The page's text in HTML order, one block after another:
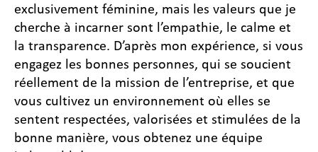
exclusivement féminine, mais les valeurs que je
cherche à incarner sont l’empathie, le calme et
la transparence. D’après mon expérience, si vous
engagez les bonnes personnes, qui se soucient
réellement de la mission de l’entreprise, et que
vous cultivez un environnement où elles se
sentent respectées, valorisées et stimulées de la
bonne manière, vous obtenez une équipe